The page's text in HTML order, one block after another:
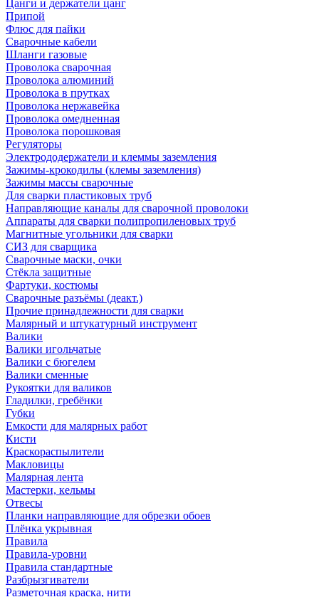
Цанги и держатели цанг
Припой
Флюс для пайки
Сварочные кабели
Шланги газовые
Проволока сварочная
Проволока алюминий
Проволока в прутках
Проволока нержавейка
Проволока омедненная
Проволока порошковая
Регуляторы
Электрододержатели и клеммы заземления
Зажимы-крокодилы (клемы заземления)
Зажимы массы сварочные
Для сварки пластиковых труб
Направляющие каналы для сварочной проволоки
Аппараты для сварки полипропиленовых труб
Магнитные угольники для сварки
СИЗ для сварщика
Сварочные маски, очки
Стёкла защитные
Фартуки, костюмы
Сварочные разъёмы (деакт.)
Прочие принадлежности для сварки
Малярный и штукатурный инструмент
Валики
Валики игольчатые
Валики с бюгелем
Валики сменные
Рукоятки для валиков
Гладилки, гребёнки
Губки
Емкости для малярных работ
Кисти
Краскораспылители
Макловицы
Малярная лента
Мастерки, кельмы
Отвесы
Планки направляющие для обрезки обоев
Плёнка укрывная
Правила
Правила-уровни
Правила стандартные
Разбрызгиватели
Разметочная краска, нити